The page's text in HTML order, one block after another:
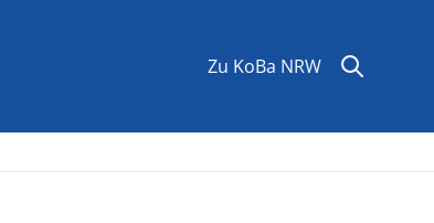
Zu KoBa NRW Suche
Suchen